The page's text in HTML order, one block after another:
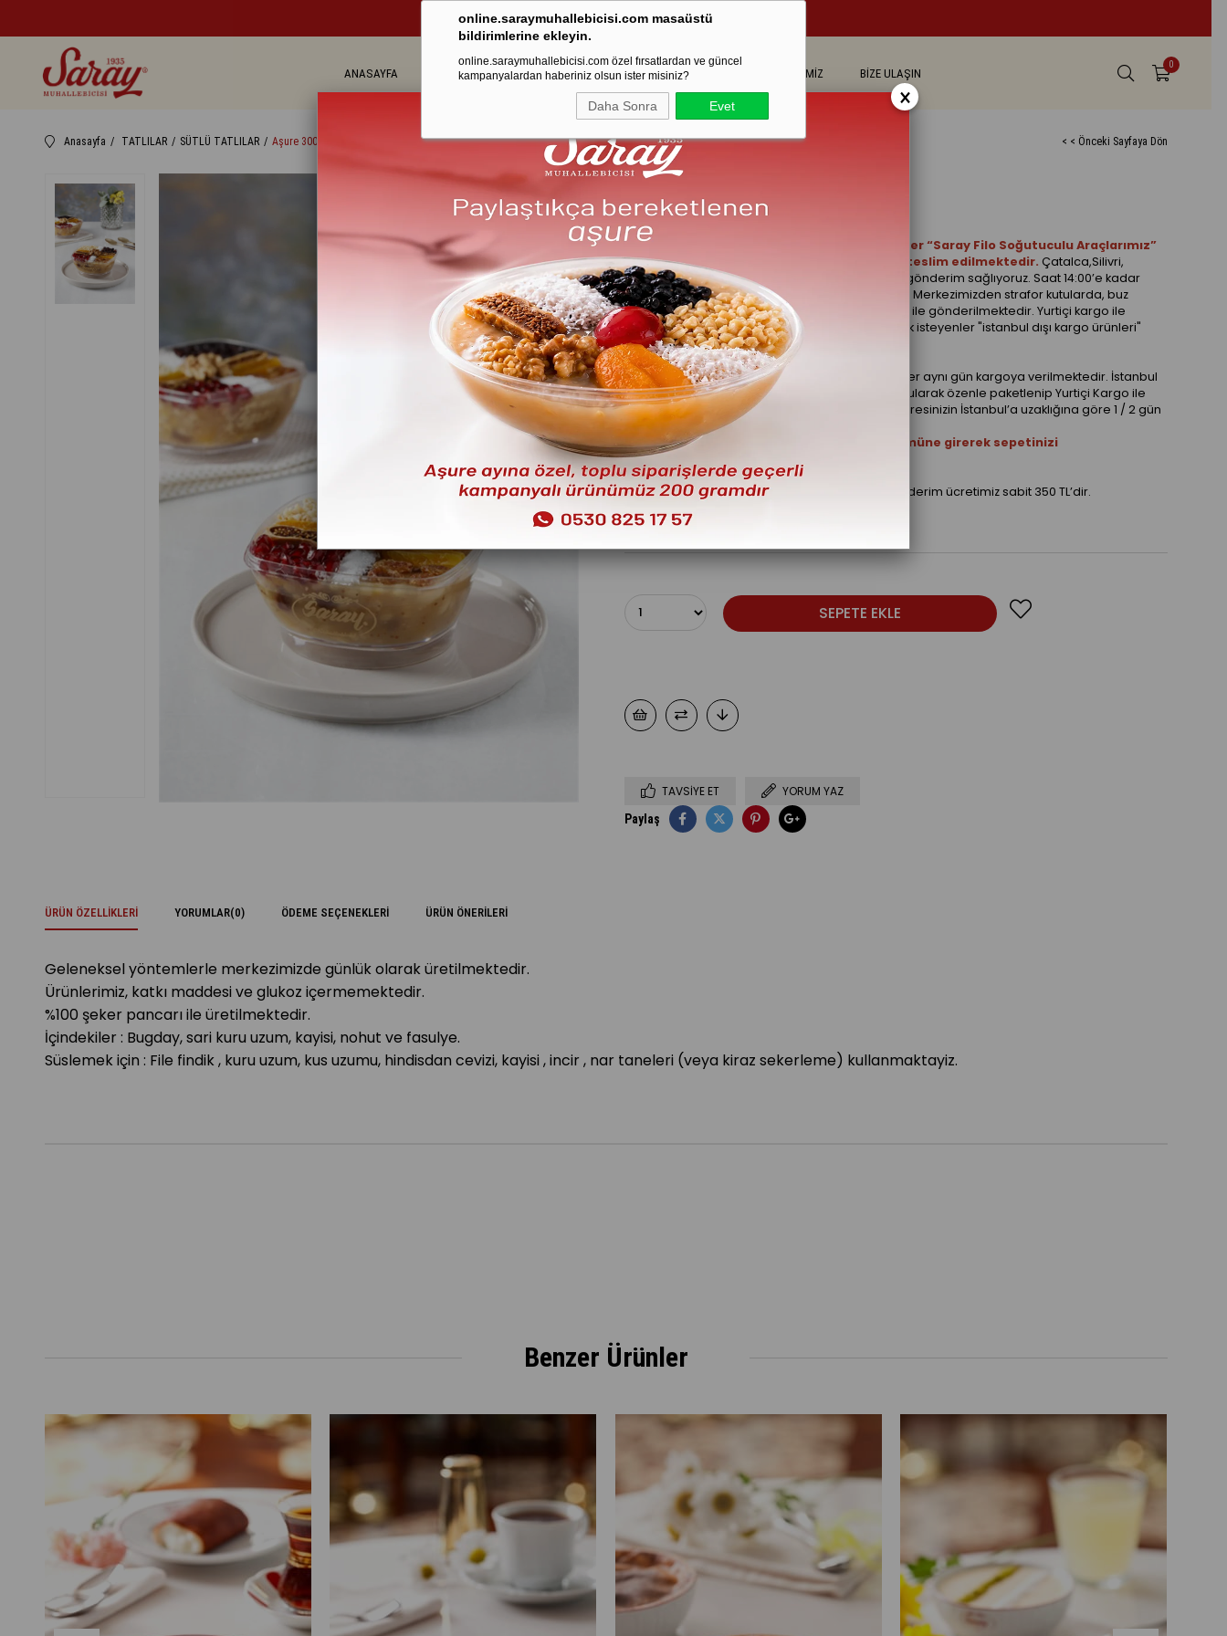
online.saraymuhallebicisi.com masaüstü
bildirimlerine ekleyin.
online.saraymuhallebicisi.com özel fırsatlardan ve güncel
kampanyalardan haberiniz olsun ister misiniz?
Daha Sonra Evet
0
ANASAYFA HAKKIMIZDA ONLİNE SATIŞ SARAY MANDIRA ŞUBELERİMİZ BİZE ULAŞIN
Anasayfa TATLILAR SÜTLÜ TATLILAR Aşure 300 gr. < < Önceki Sayfaya Dön
Aşure 300 gr.
Teslimat Bölgelerimiz
İstanbul :
Saat 24:00’e kadar verilen siparişiler “Saray Filo Soğutuculu Araçlarımız”
ile ertesi gün saat 20:00’e kadar adresinize teslim edilmektedir. Çatalca,Silivri,
Arnavutköy, Adalar ve Şile bölgelerine kargo ile gönderim sağlıyoruz. Saat 14:00’e kadar
verilen siparişler aynı gün kargoya verilmektedir. Merkezimizden strafor kutularda, buz
küpleri konularak özenle paketlenip Yurtiçi Kargo ile gönderilmektedir. Yurtiçi kargo ile
gönderim yaptığımız bölgelerden sipariş vermek isteyenler "istanbul dışı kargo ürünleri"
bölümüne girerek sepetinizi doldurabilirsiniz.
İstanbul Dışı :Saat 14:00’e kadar verilen siparişler aynı gün kargoya verilmektedir. İstanbul
merkezimizden strafor kutularda, buz küpleri konularak özenle paketlenip Yurtiçi Kargo ile
gönderilmektedir. Kargo teslimatları, teslimat adresinizin İstanbul’a uzaklığına göre 1 / 2 gün
içinde yapılmaktadır. (Pazar günleri hariç)
Menüden “İstanbul dışı kargo ürünleri” bölümüne girerek sepetinizi
doldurabilirsiniz.
Sipariş alt limitimiz 750 TL’dir. Yurtiçi kargo ile gönderim ücretimiz sabit 350 TL’dir.
₺345,00
TAVSIYE ET YORUM YAZ
Paylaş
ÜRÜN ÖZELLIKLERI YORUMLAR(0) ÖDEME SEÇENEKLERI ÜRÜN ÖNERILERI
Geleneksel yöntemlerle merkezimizde günlük olarak üretilmektedir.
Ürünlerimiz, katkı maddesi ve glukoz içermemektedir.
%100 şeker pancarı ile üretilmektedir.
İçindekiler : Bugday, sari kuru uzum, kayisi, nohut ve fasulye.
Süslemek için : File findik , kuru uzum, kus uzumu, hindisdan cevizi, kayisi , incir , nar taneleri (veya kiraz sekerleme) kullanmaktayiz.
Benzer Ürünler
×